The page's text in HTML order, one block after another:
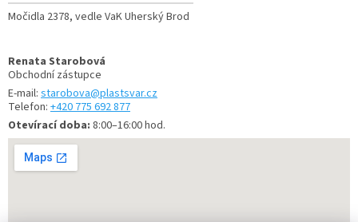
Močidla 2378, vedle VaK Uherský Brod
Renata Starobová
Obchodní zástupce
E-mail: starobova@plastsvar.cz
Telefon: +420 775 692 877
Otevírací doba: 8:00–16:00 hod.